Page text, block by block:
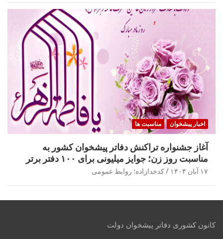
اخبار پیشخوان مناسبت ها
آغاز جشنواره تراکنش دفاتر پیشخوان کشور به
مناسبت روز زن؛ جوایز میلیونی برای ۱۰۰ دفتر برتر
۱۷ آبان ۱۴۰۴ کدخدازاده؛ روابط عمومی
کانون کشوری دفاتر پیشخوان دولت